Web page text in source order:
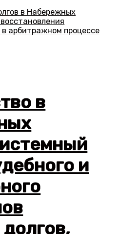
в Набережных
арбитражном процессе
в
и